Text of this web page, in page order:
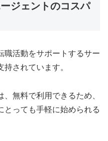
ジェントのコスパ
職活動をサポートするサー
されています。
無料で利用できるため、
とっても手軽に始められる